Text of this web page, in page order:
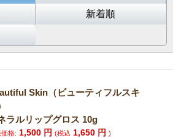
新着順
Skin（ビューティフルスキ
ラルリップグロス 10g
格: 1,500 円(税込 1,650 円)